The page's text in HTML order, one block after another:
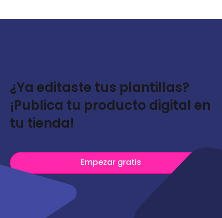
¿Ya editaste tus plantillas?
¡Publica tu producto digital en
tu tienda!
Empezar gratis